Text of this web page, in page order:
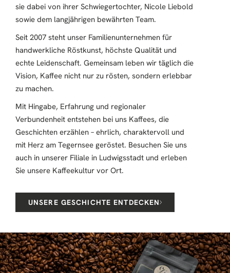
Andrea Schuchhardt
„Hier trifft man auf hervorragenden Kaffee
und erstklassigen, sehr zuvorkommenden
Service! Sehr angenehmes Ambiente, in dem
auch Hunde willkommen sind! Wir kommen
sicher wieder!"
Carsten Schuchhardt
„Hervorragender Kaffee, mit einem tollen
Service und freundlichem Ambiente. Auch
Hunde sind herzlich willkommen. Wir kommen
„Tolle Beratung und vor allem guter Kaffee!!
Ich komme wieder hierher."
sie dabei von ihrer Schwiegertochter, Nicole Liebold
sowie dem langjährigen bewährten Team.
Seit 2007 steht unser Familienunternehmen für
handwerkliche Röstkunst, höchste Qualität und
echte Leidenschaft. Gemeinsam leben wir täglich die
Vision, Kaffee nicht nur zu rösten, sondern erlebbar
zu machen.
Mit Hingabe, Erfahrung und regionaler
Verbundenheit entstehen bei uns Kaffees, die
Geschichten erzählen – ehrlich, charaktervoll und
mit Herz am Tegernsee geröstet. Besuchen Sie uns
auch in unserer Filiale in Ludwigsstadt und erleben
Sie unsere Kaffeekultur vor Ort.
UNSERE GESCHICHTE ENTDECKEN